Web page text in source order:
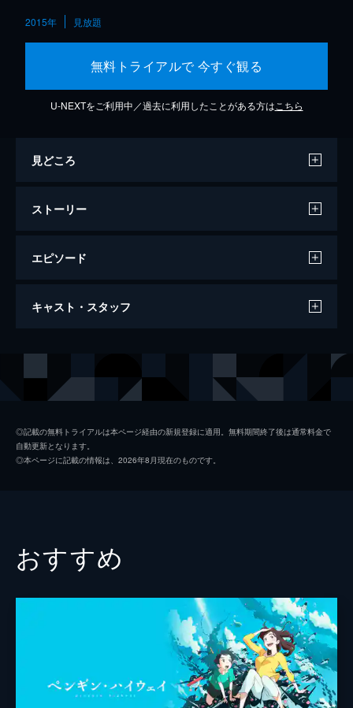
2015年 見放題
無料トライアルで 今すぐ観る
U-NEXTをご利用中／過去に利用したことがある方は こちら
見どころ
ストーリー
エピソード
バケモノの子
キャスト・スタッフ
九太（少年期） 宮崎あおい
九太の母 麻生久美子
一郎彦（少年期） 黒木華
諸星すみれ
二郎丸（少年期） 大野百花
◎記載の無料トライアルは本ページ経由の新規登録に適用。無料期間終了後は通常料金で
自動更新となります。
◎本ページに記載の情報は、2026年8月現在のものです。
おすすめ